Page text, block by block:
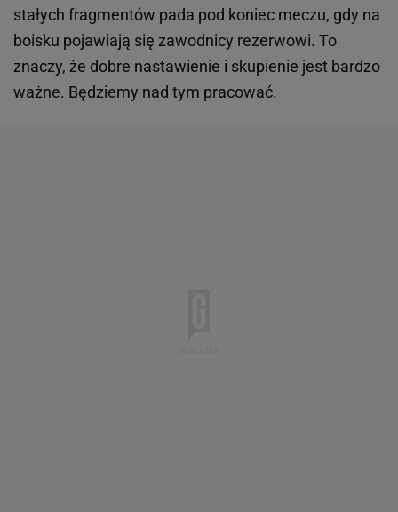
stałych fragmentów pada pod koniec meczu, gdy na
boisku pojawiają się zawodnicy rezerwowi. To
znaczy, że dobre nastawienie i skupienie jest bardzo
ważne. Będziemy nad tym pracować.